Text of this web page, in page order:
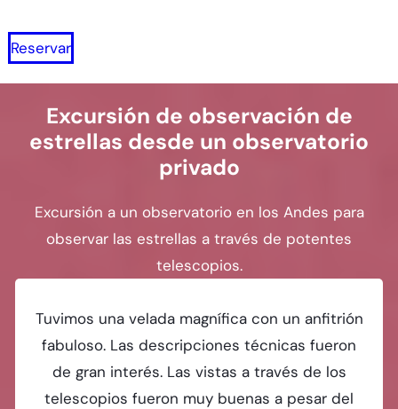
Reservar
Excursión de observación de
estrellas desde un observatorio
privado
Excursión a un observatorio en los Andes para
observar las estrellas a través de potentes
telescopios.
Tuvimos una velada magnífica con un anfitrión
fabuloso. Las descripciones técnicas fueron
de gran interés. Las vistas a través de los
telescopios fueron muy buenas a pesar del